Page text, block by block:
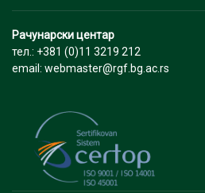
Рачунарски центар
тел.: +381 (0)11 3219 212
email: webmaster@rgf.bg.ac.rs